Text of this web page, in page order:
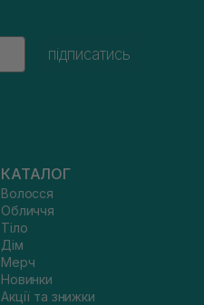
підписатись
КАТАЛОГ
Волосся
Обличчя
Тіло
Дім
Мерч
Новинки
Акції та знижки